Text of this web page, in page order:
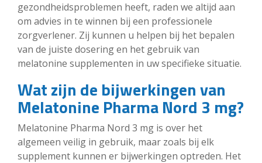
gezondheidsproblemen heeft, raden we altijd aan
om advies in te winnen bij een professionele
zorgverlener. Zij kunnen u helpen bij het bepalen
van de juiste dosering en het gebruik van
melatonine supplementen in uw specifieke situatie.
Wat zijn de bijwerkingen van
Melatonine Pharma Nord 3 mg?
Melatonine Pharma Nord 3 mg is over het
algemeen veilig in gebruik, maar zoals bij elk
supplement kunnen er bijwerkingen optreden. Het